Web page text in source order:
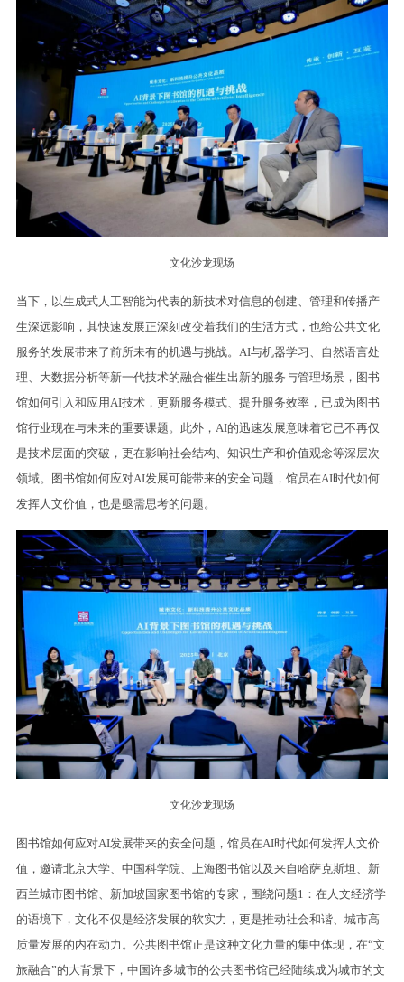
文化沙龙现场
当下，以生成式人工智能为代表的新技术对信息的创建、管理和传播产
生深远影响，其快速发展正深刻改变着我们的生活方式，也给公共文化
服务的发展带来了前所未有的机遇与挑战。AI与机器学习、自然语言处
理、大数据分析等新一代技术的融合催生出新的服务与管理场景，图书
馆如何引入和应用AI技术，更新服务模式、提升服务效率，已成为图书
馆行业现在与未来的重要课题。此外，AI的迅速发展意味着它已不再仅
是技术层面的突破，更在影响社会结构、知识生产和价值观念等深层次
领域。图书馆如何应对AI发展可能带来的安全问题，馆员在AI时代如何
发挥人文价值，也是亟需思考的问题。
文化沙龙现场
图书馆如何应对AI发展带来的安全问题，馆员在AI时代如何发挥人文价
值，邀请北京大学、中国科学院、上海图书馆以及来自哈萨克斯坦、新
西兰城市图书馆、新加坡国家图书馆的专家，围绕问题1：在人文经济学
的语境下，文化不仅是经济发展的软实力，更是推动社会和谐、城市高
质量发展的内在动力。公共图书馆正是这种文化力量的集中体现，在“文
旅融合”的大背景下，中国许多城市的公共图书馆已经陆续成为城市的文